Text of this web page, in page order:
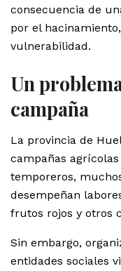
consecuencia de
por el
vulnerabilidad.
Un
campaña
La provincia de
campañas
temporeros,
desempeñan
frutos rojos y otros
Sin embargo,
entidades sociales